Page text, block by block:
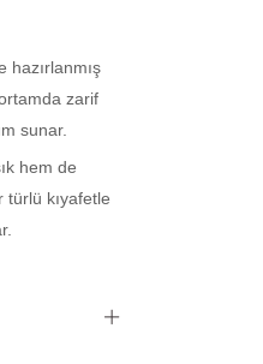
hazırlanmış
zarif
sunar.
hem de
türlü kıyafetle